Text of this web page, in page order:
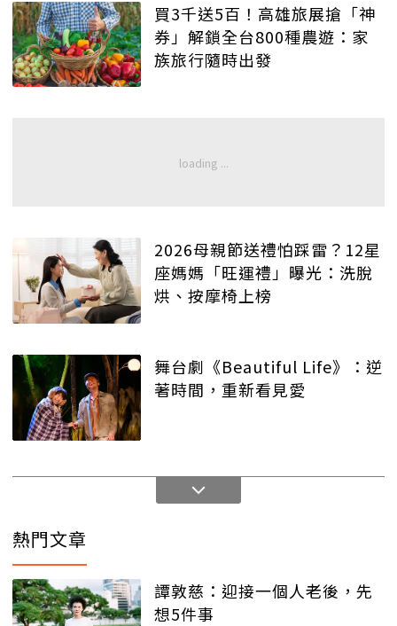
買3千送5百！高雄旅展搶「神
券」解鎖全台800種農遊：家
族旅行隨時出發
2026母親節送禮怕踩雷？12星
座媽媽「旺運禮」曝光：洗脫
烘、按摩椅上榜
舞台劇《Beautiful Life》：逆
著時間，重新看見愛
熱門文章
譚敦慈：迎接一個人老後，先
想5件事